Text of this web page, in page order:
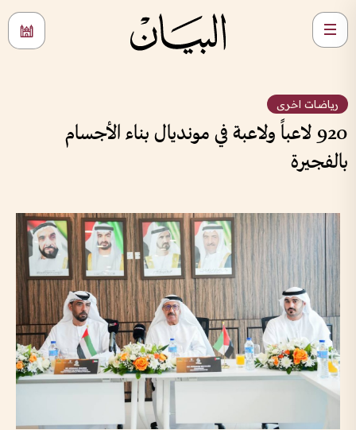
رياضات اخرى
920 لاعباً ولاعبة في مونديال بناء الأجسام
بالفجيرة